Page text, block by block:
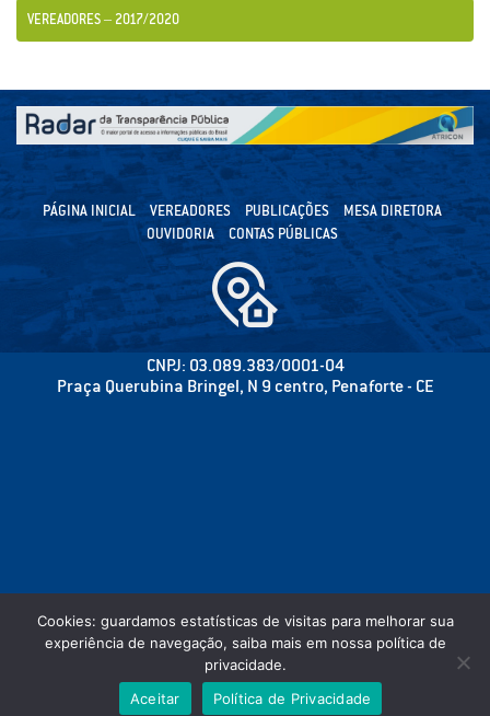
VEREADORES – 2017/2020
PÁGINA INICIAL VEREADORES PUBLICAÇÕES
MESA DIRETORA
OUVIDORIA
CONTAS PÚBLICAS
CNPJ: 03.089.383/0001-04
Praça Querubina Bringel, N 9 centro, Penaforte - CE
©2020 CÂMARA MUNICIPAL DE PENAFORTE - PODER LEGISLATIVO - TODOS OS
DIREITOS RESERVADOS.
Cookies: guardamos estatísticas de visitas para melhorar sua
experiência de navegação, saiba mais em nossa política de
privacidade.
Aceitar
Política de Privacidade